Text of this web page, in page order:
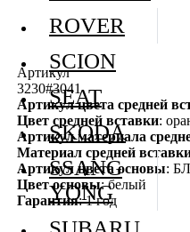
Артикул
3230#3041
Артикул цвета средней
Цвет средней вставки:
Артикул материала
Материал средней
Артикул цвета основы: БЛ
Цвет основы: белый
Гарантия: 1 год
ROVER
SCION
SEAT
SKODA
SSANG
YONG